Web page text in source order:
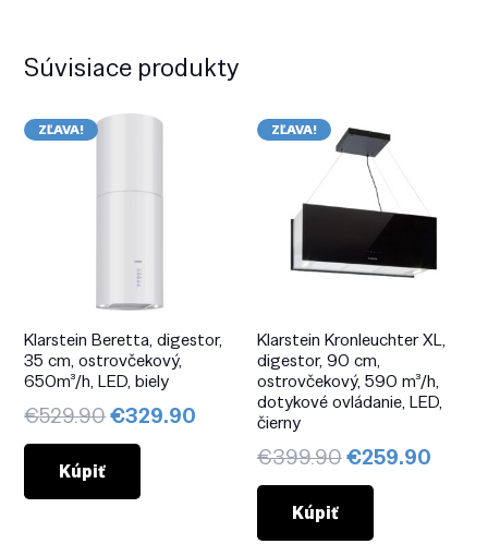
Súvisiace produkty
ZĽAVA!
Klarstein Beretta, digestor,
35 cm, ostrovčekový,
650m³/h, LED, biely
€529.90Pôvodná
cena
€529.90.
€329.90 Aktuálna
Kúpiť
ZĽAVA!
Klarstein Kronleuchter XL,
digestor, 90 cm,
ostrovčekový, 590 m³/h,
dotykové ovládanie, LED,
čierny
€399.90Pôvodná
cena
€399.90.
€259.90
Kúpiť